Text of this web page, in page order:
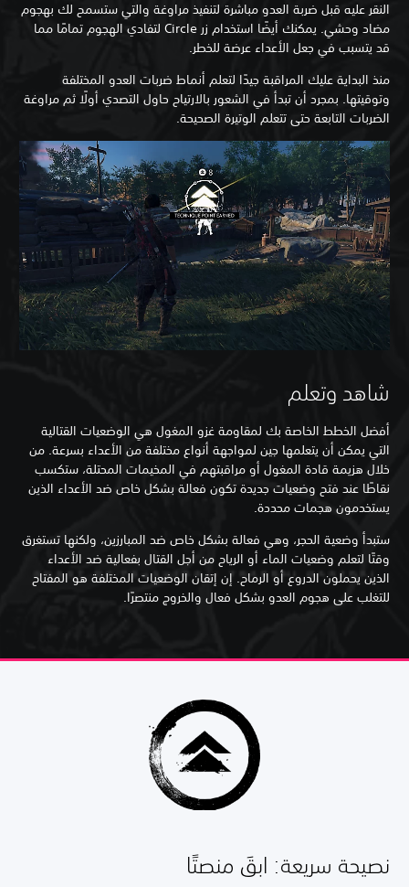
النقر عليه قبل ضربة العدو مباشرة لتنفيذ مراوغة والتي ستسمح لك بهجوم
مضاد وحشي. يمكنك أيضًا استخدام زر Circle لتفادي الهجوم تمامًا مما
قد يتسبب في جعل الأعداء عرضة للخطر.
منذ البداية عليك المراقبة جيدًا لتعلم أنماط ضربات العدو المختلفة
وتوقيتها. بمجرد أن تبدأ في الشعور بالارتياح حاول التصدي أولًا ثم مراوغة
الضربات التابعة حتى تتعلم الوتيرة الصحيحة.
شاهد وتعلم
أفضل الخطط الخاصة بك لمقاومة غزو المغول هي الوضعيات القتالية
التي يمكن أن يتعلمها جين لمواجهة أنواع مختلفة من الأعداء بسرعة. من
خلال هزيمة قادة المغول أو مراقبتهم في المخيمات المحتلة، ستكسب
نقاطًا عند فتح وضعيات جديدة تكون فعالة بشكل خاص ضد الأعداء الذين
يستخدمون هجمات محددة.
ستبدأ وضعية الحجر، وهي فعالة بشكل خاص ضد المبارزين، ولكنها تستغرق
وقتًا لتعلم وضعيات الماء أو الرياح من أجل القتال بفعالية ضد الأعداء
الذين يحملون الدروع أو الرماح. إن إتقان الوضعيات المختلفة هو المفتاح
للتغلب على هجوم العدو بشكل فعال والخروج منتصرًا.
نصيحة سريعة: ابقَ منصتًا